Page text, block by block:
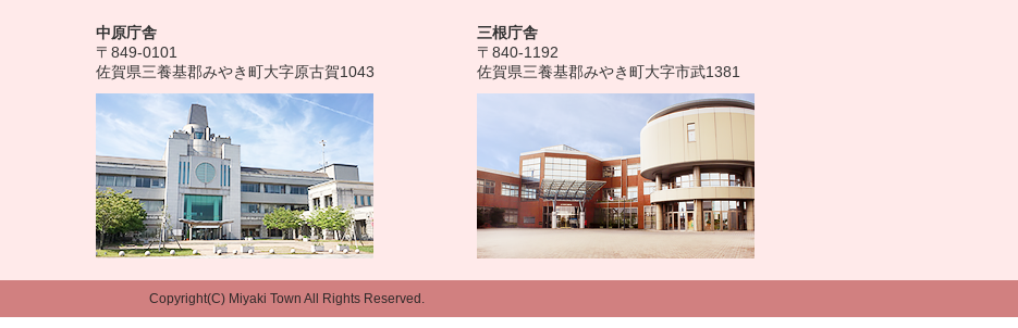
中原庁舎
〒849-0101
佐賀県三養基郡みやき町大字原古賀1043
三根庁舎
〒840-1192
佐賀県三養基郡みやき町大字市武1381
Copyright(C) Miyaki Town All Rights Reserved.